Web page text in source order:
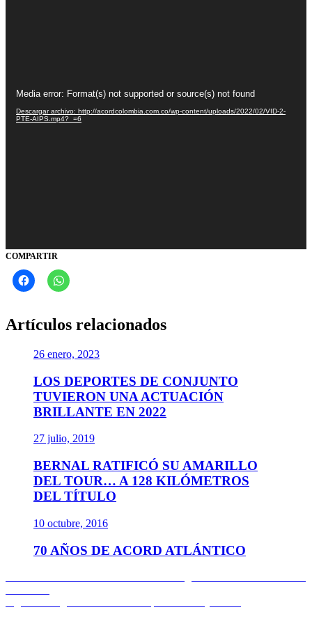
vídeo
Media error: Format(s) not supported or source(s) not found
Descargar archivo: http://acordcolombia.com.co/wp-content/uploads/2022/02/VID-2-
PTE-AIPS.mp4?_=6
COMPARTIR
Artículos relacionados
26 enero, 2023
LOS DEPORTES DE CONJUNTO
TUVIERON UNA ACTUACIÓN
BRILLANTE EN 2022
27 julio, 2019
BERNAL RATIFICÓ SU AMARILLO
DEL TOUR… A 128 KILÓMETROS
DEL TÍTULO
10 octubre, 2016
70 AÑOS DE ACORD ATLÁNTICO
Navegación
de